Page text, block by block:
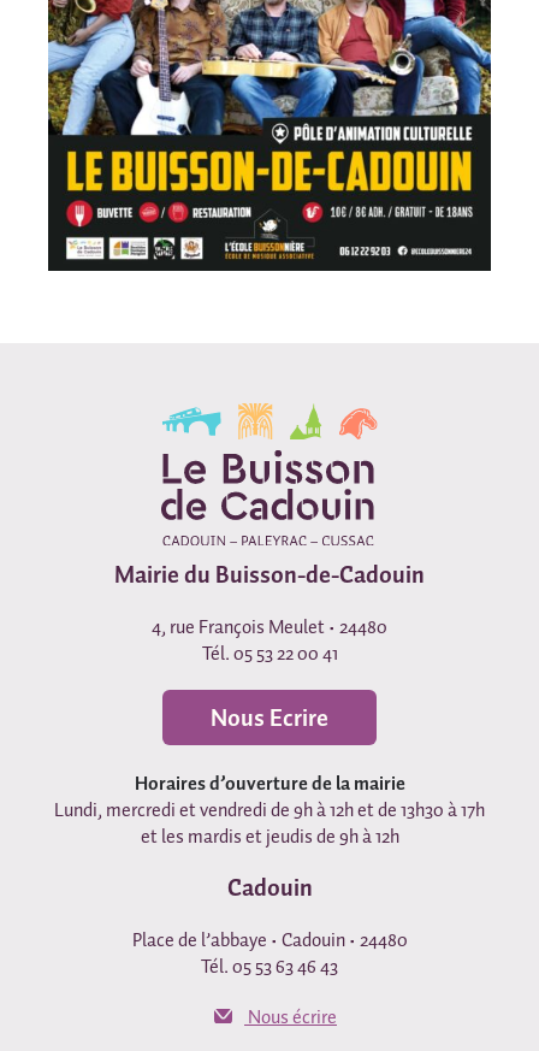
Mairie du Buisson-de-Cadouin
4, rue François Meulet • 24480
Tél. 05 53 22 00 41
Nous Ecrire
Horaires d’ouverture de la mairie
Lundi, mercredi et vendredi de 9h à 12h et de 13h30 à 17h
et les mardis et jeudis de 9h à 12h
Cadouin
Place de l’abbaye • Cadouin • 24480
Tél. 05 53 63 46 43
Nous écrire